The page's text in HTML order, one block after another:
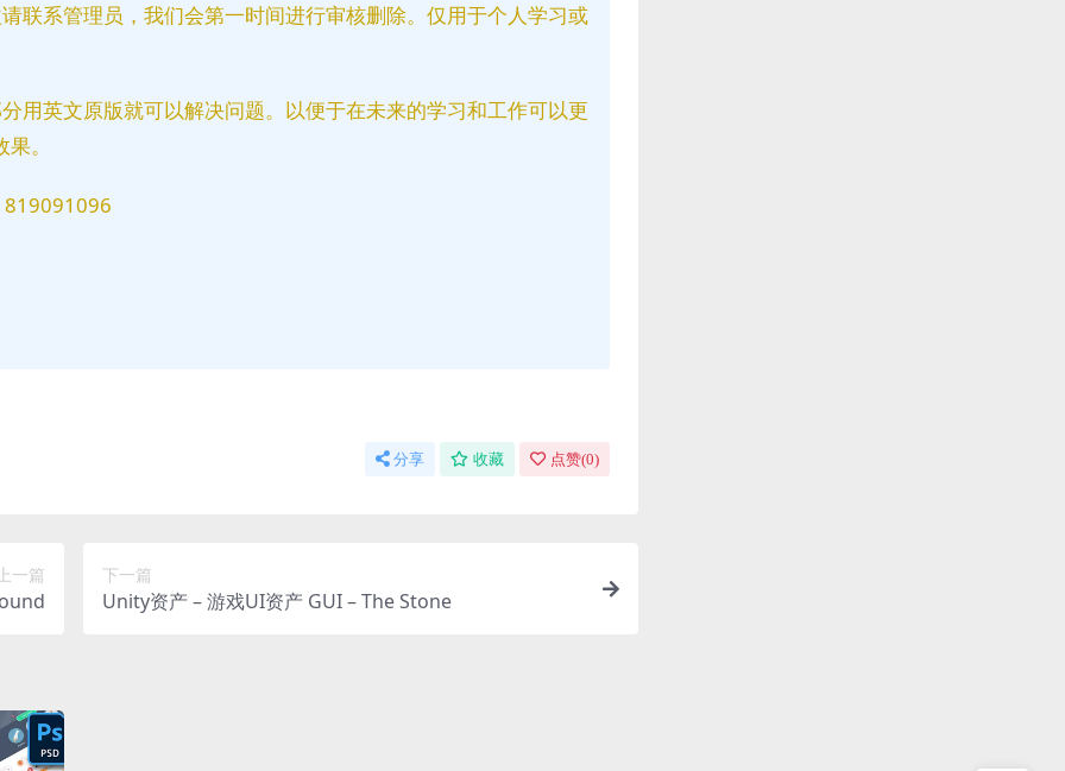
联系管理员，我们会第一时间进行审核删除。仅用于个人学习或
用英文原版就可以解决问题。以便于在未来的学习和工作可以更
。
819091096
分享 收藏 点赞(0)
一篇 下一篇
Unity资产 – 游戏UI资产 GUI – The Stone